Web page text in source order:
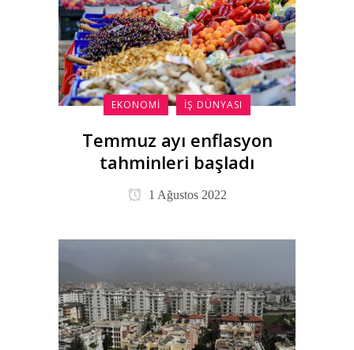
EKONOMI İŞ DÜNYASI
Temmuz ayı enflasyon
tahminleri başladı
1 Ağustos 2022